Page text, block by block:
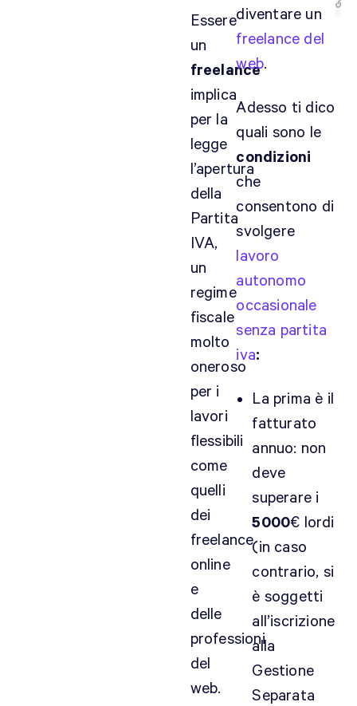
Essere
un
freelance
implica
per la
legge
l’apertura
della
Partita
IVA,
un
regime
fiscale
molto
oneroso
per i
lavori
flessibili
come
quelli
dei
freelance
online
e
delle
professioni
del
web.
diventare un
freelance del
web.
Adesso ti dico
quali sono le
condizioni
che
consentono di
svolgere
lavoro
autonomo
occasionale
senza partita
iva:
La prima è il
fatturato
annuo: non
deve
superare i
5000€ lordi
(in caso
contrario, si
è soggetti
all’iscrizione
alla
Gestione
Separata